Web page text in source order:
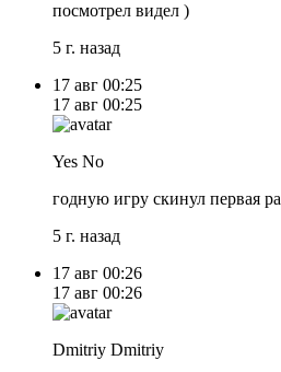
посмотрел видел )
5 г. назад
17 авг 00:25
17 авг 00:25
Yes No
годную игру скинул первая
5 г. назад
17 авг 00:26
17 авг 00:26
Dmitriy Dmitriy